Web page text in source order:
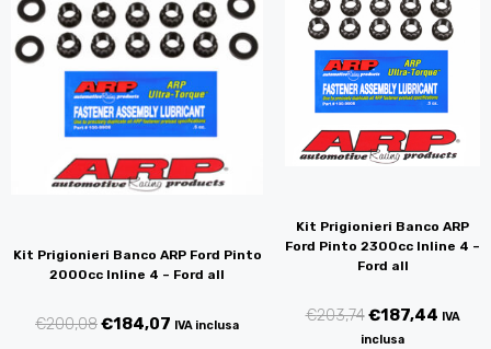
Kit Prigionieri Banco ARP Ford Pinto
2000cc Inline 4 – Ford all
€200,08€184,07 IVA inclusa
Kit Prigionieri Banco ARP
Ford Pinto 2300cc Inline 4 –
Ford all
€203,74€187,44 IVA
inclusa